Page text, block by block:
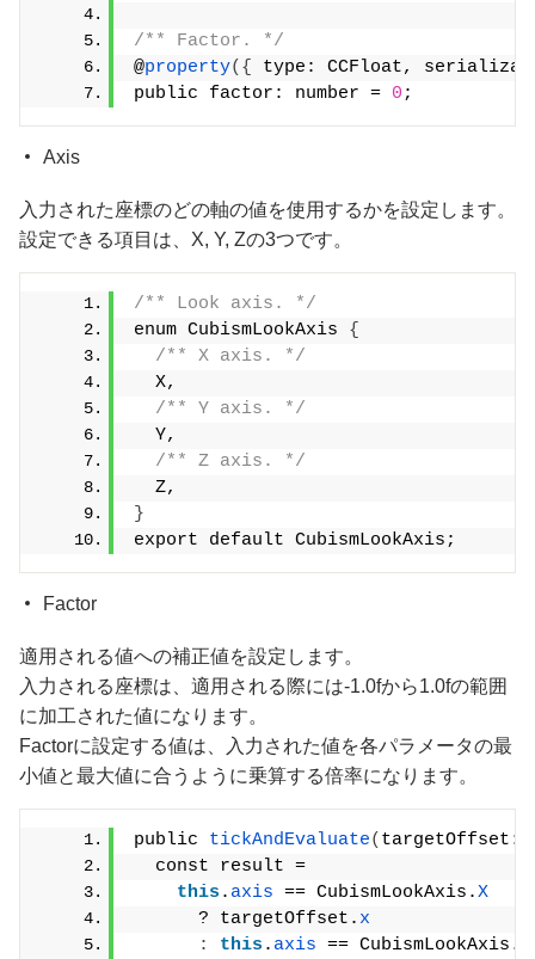
/** Factor. */
@property({
type: CCFloat,
public factor: number = 0 ;
Axis
入力された座標のどの軸の値を使用するかを設定します。
設定できる項目は、X, Y, Zの3つです。
/** Look axis. */
enum CubismLookAxis {
/** X axis. */
  X,
/** Y axis. */
  Y,
/** Z axis. */
  Z,
}
export default CubismLookAxis;
Factor
適用される値への補正値を設定します。
入力される座標は、適用される際には-1.0fから1.0fの範囲
に加工された値になります。
Factorに設定する値は、入力された値を各パラメータの最
小値と最大値に合うように乗算する倍率になります。
public tickAndEvaluate( targetOffset:
  const result =
this . axis == CubismLookAxis.X
      ? targetOffset.
x
:
this . axis == CubismLookAxis.